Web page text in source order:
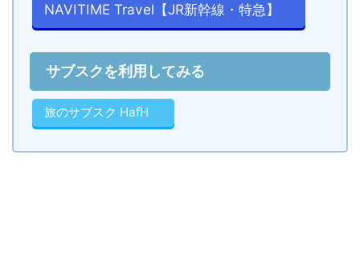
NAVITIME Travel【JR新幹線・特急】
サブスクを利用してみる
旅のサブスク HafH